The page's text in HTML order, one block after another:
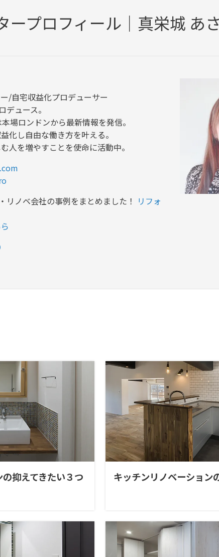
ープロフィール｜真栄城 あ
/自宅収益化プロデューサー
ュース。
場ロンドンから最新情報を発信。
化し自由な働き方を叶える。
人を増やすことを使命に活動中。
リノベ会社の事例をまとめました！ リフォ
抑えてきたい３つ
キッチンリノベーション